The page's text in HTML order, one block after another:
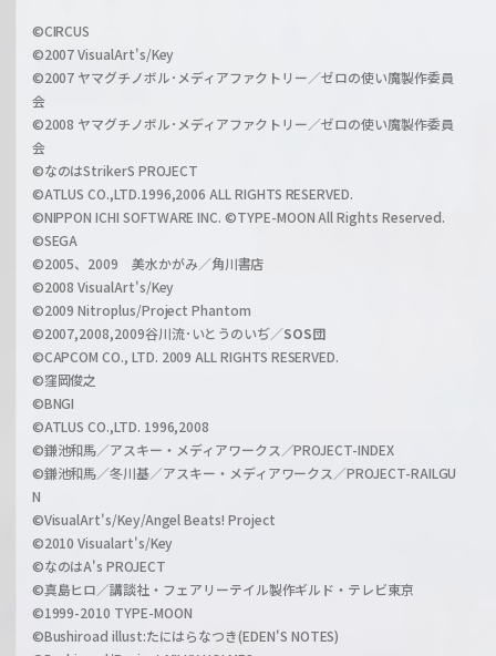
a
r
z
i
l
h
a
n
l
©CIRCUS
©2007 VisualArt's/Key
©2007 ヤマグチノボル･メディアファクトリー／ゼロの使い魔製作委員
会
©2008 ヤマグチノボル･メディアファクトリー／ゼロの使い魔製作委員
会
©なのはStrikerS PROJECT
©ATLUS CO.,LTD.1996,2006 ALL RIGHTS RESERVED.
©NIPPON ICHI SOFTWARE INC. ©TYPE-MOON All Rights Reserved.
©SEGA
©2005、2009 美水かがみ／角川書店
©2008 VisualArt's/Key
©2009 Nitroplus/Project Phantom
©2007,2008,2009谷川流･いとうのいぢ／SOS団
©CAPCOM CO., LTD. 2009 ALL RIGHTS RESERVED.
©窪岡俊之
©BNGI
©ATLUS CO.,LTD. 1996,2008
©鎌池和馬／アスキー・メディアワークス／PROJECT-INDEX
©鎌池和馬／冬川基／アスキー・メディアワークス／PROJECT-RAILGU
N
©VisualArt's/Key/Angel Beats! Project
©2010 Visualart's/Key
©なのはA's PROJECT
©真島ヒロ／講談社・フェアリーテイル製作ギルド・テレビ東京
©1999-2010 TYPE-MOON
©Bushiroad illust:たにはらなつき(EDEN'S NOTES)